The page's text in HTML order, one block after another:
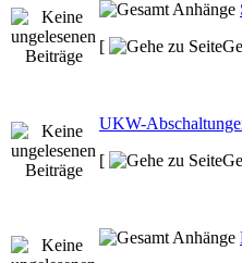
[
UKW-
[